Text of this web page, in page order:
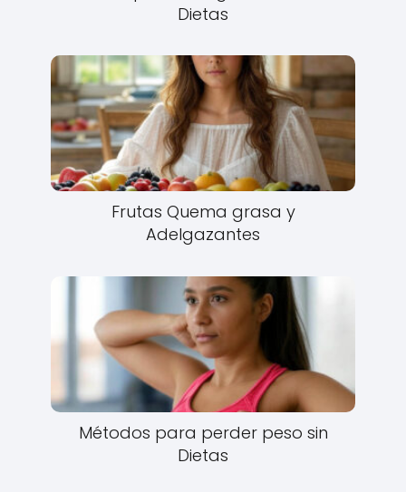
Dietas
Frutas Quema grasa y
Adelgazantes
Métodos para perder peso sin
Dietas